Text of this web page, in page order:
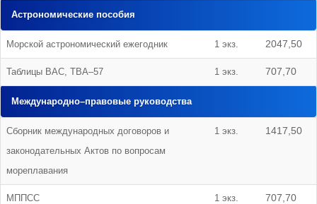
Астрономические пособия
Морской астрономический ежегодник 1 экз. 2047,50
Таблицы ВАС, ТВА–57 1 экз. 707,70
Международно–правовые руководства
Сборник международных договоров и
законодательных Актов по вопросам
мореплавания
1 экз. 1417,50
МППСС 1 экз. 707,70